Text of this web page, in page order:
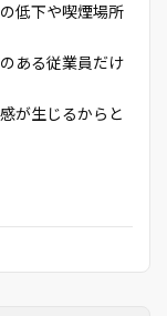
低下や喫煙場所
ある従業員だけ
が生じるからと